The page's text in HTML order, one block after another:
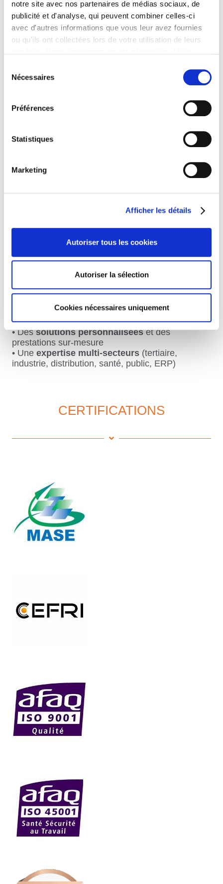
notre site avec nos partenaires de médias sociaux, de
publicité et d'analyse, qui peuvent combiner celles-ci
avec d'autres informations que vous leur avez fournies
ou qu'ils ont collectées lors de votre utilisation de leurs
Nécessaires
Préférences
Statistiques
Marketing
Afficher les détails
Autoriser tous les cookies
Autoriser la sélection
Cookies nécessaires uniquement
POURQUOI CHOISIR ATALIAN
SÉCURITÉ ?
solutions
• Une nouvelle organisation tournée vers la
satisfaction clients
maîtrise complète
des nouvelles
• Une politique sociale au service de la
capacité d’interventionnationale et
régionale
• Dessolutions personnaliséeset des
prestations sur-mesure
• Une expertise multi-secteurs (tertiaire,
industrie, distribution, santé, public, ERP)
CERTIFICATIONS